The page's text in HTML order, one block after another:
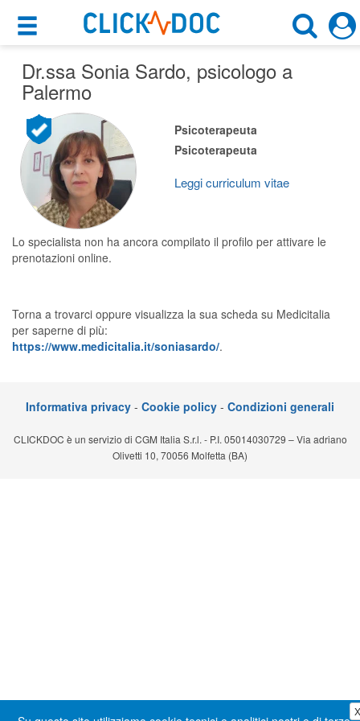
×
Motore di ricerca
×
Psicologo
Palermo (PA)
Cosa possiamo offrirti
Per i pazienti
Prenota una visita
Ricerca specialisti
Consulti online
(su medicitalia.it)
Prenotazioni online
Planner e rubrica in cloud
Teleconsulto
Dr.ssa Sonia Sardo, psicologo a
Palermo
Psicoterapeuta
Psicoterapeuta
Leggi curriculum vitae
Lo specialista non ha ancora compilato il profilo per attivare le
prenotazioni online.
Torna a trovarci oppure visualizza la sua scheda su Medicitalia
per saperne di più:
https://www.medicitalia.it/soniasardo/.
X
Informativa privacy - Cookie policy - Condizioni generali
CLICKDOC è un servizio di CGM Italia S.r.l. - P.I. 05014030729 – Via adriano
Olivetti 10, 70056 Molfetta (BA)